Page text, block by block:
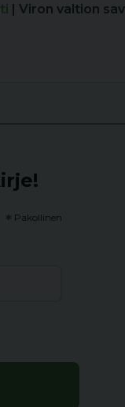
| Viron valtion
* Pakollinen